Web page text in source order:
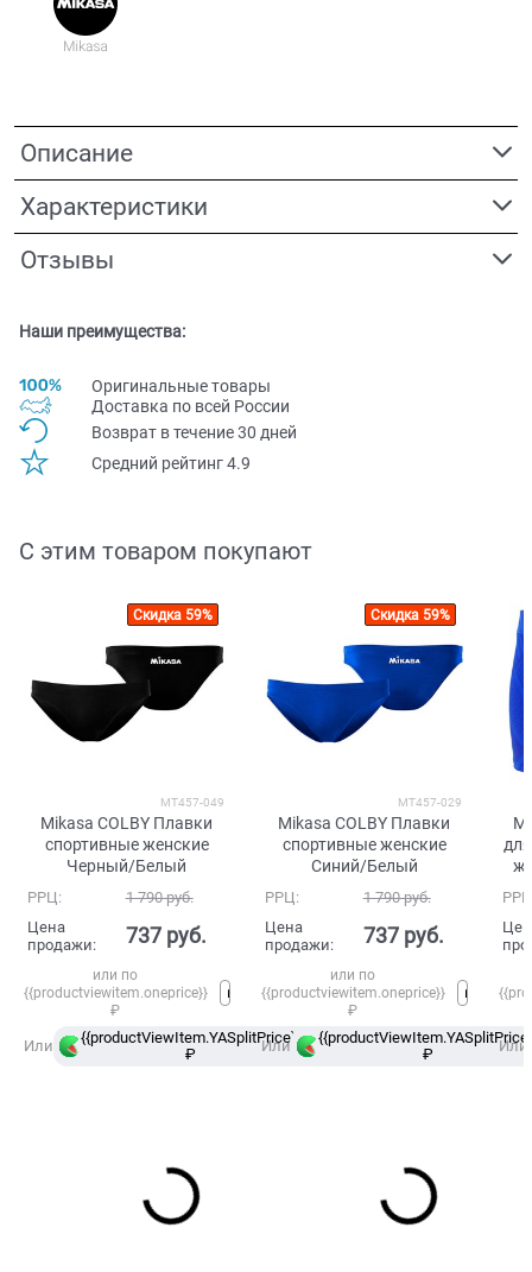
Описание
Характеристики
Отзывы
Наши преимущества:
Оригинальные товары
Доставка по всей Pоссии
Возврат в течение 30 дней
Средний рейтинг 4.9
С этим товаром покупают
Скидка 59%
MT457-049
Mikasa COLBY Плавки
спортивные женские
Черный/Белый
РРЦ: 1 790 руб.
Цена
продажи:
737 руб.
или по
{{productviewitem.oneprice}}
₽
Или
{{productViewItem.YASplitPrice}}
₽
в
Сплит
Скидка 59%
MT457-029
Mikasa COLBY Плавки
спортивные женские
Синий/Белый
РРЦ: 1 790 руб.
Цена
продажи:
737 руб.
или по
{{productviewitem.oneprice}}
₽
Или
₽
Или